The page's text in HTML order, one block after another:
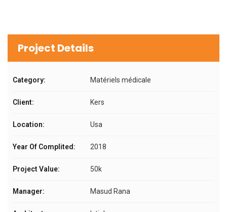
Project Details
Category: Matériels médicale
Client: Kers
Location: Usa
Year Of Complited: 2018
Project Value: 50k
Manager: Masud Rana